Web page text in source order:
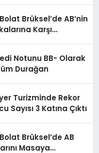
Brüksel’de AB’nin
Karşı
Notunu BB- Olarak
Durağan
Turizminde Rekor
Sayısı 3 Katına Çıktı
Brüksel’de AB
Masaya